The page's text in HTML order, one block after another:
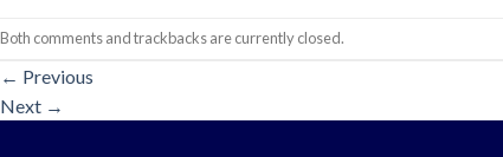
Both comments and trackbacks are currently closed.
← Previous
Next →